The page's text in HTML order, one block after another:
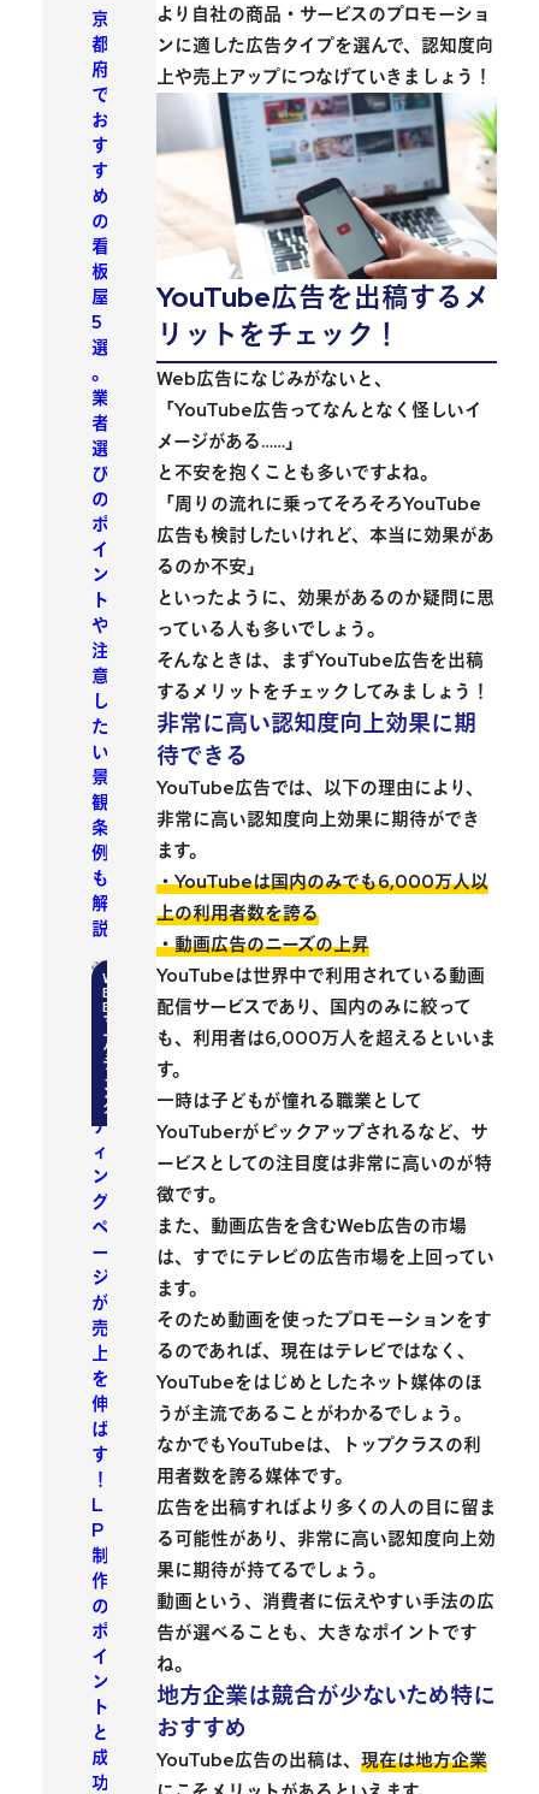
より自社の商品・サービスのプロモーショ
ンに適した広告タイプを選んで、認知度向
上や売上アップにつなげていきましょう！
YouTube広告を出稿するメ
リットをチェック！
Web広告になじみがないと、
「YouTube広告ってなんとなく怪しいイ
メージがある……」
と不安を抱くことも多いですよね。
「周りの流れに乗ってそろそろYouTube
広告も検討したいけれど、本当に効果があ
るのか不安」
といったように、効果があるのか疑問に思
っている人も多いでしょう。
そんなときは、まずYouTube広告を出稿
するメリットをチェックしてみましょう！
非常に高い認知度向上効果に期
待できる
YouTube広告では、以下の理由により、
非常に高い認知度向上効果に期待ができ
ます。
・YouTubeは国内のみでも6,000万人以
上の利用者数を誇る
・動画広告のニーズの上昇
YouTubeは世界中で利用されている動画
配信サービスであり、国内のみに絞って
も、利用者は6,000万人を超えるといいま
す。
一時は子どもが憧れる職業として
YouTuberがピックアップされるなど、サ
ービスとしての注目度は非常に高いのが特
徴です。
また、動画広告を含むWeb広告の市場
は、すでにテレビの広告市場を上回ってい
ます。
そのため動画を使ったプロモーションをす
るのであれば、現在はテレビではなく、
YouTubeをはじめとしたネット媒体のほ
うが主流であることがわかるでしょう。
なかでもYouTubeは、トップクラスの利
用者数を誇る媒体です。
広告を出稿すればより多くの人の目に留ま
る可能性があり、非常に高い認知度向上効
果に期待が持てるでしょう。
動画という、消費者に伝えやすい手法の広
告が選べることも、大きなポイントです
ね。
地方企業は競合が少ないため特に
おすすめ
YouTube広告の出稿は、 現在は地方企業
京
都
府
で
お
す
す
め
の
看
板
屋
5
選
。
業
者
選
び
の
ポ
イ
ン
ト
や
注
意
し
た
い
景
観
条
例
も
解
説
美
容
系
ラ
ン
デ
ィ
ン
グ
ペ
ー
ジ
が
売
上
を
伸
ば
す
！
L
P
制
作
の
ポ
イ
ン
ト
と
成
功